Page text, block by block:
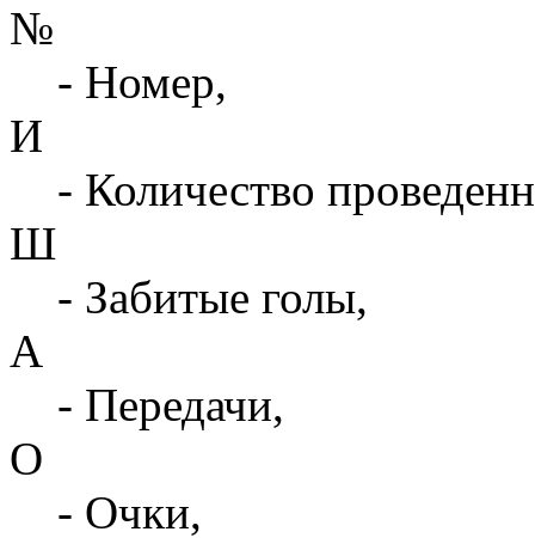
№
- Номер,
И
- Количество
Ш
- Забитые голы,
А
- Передачи,
О
- Очки,